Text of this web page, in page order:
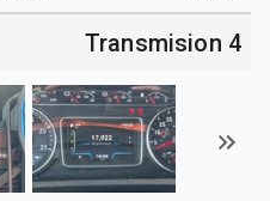
4 Transmision